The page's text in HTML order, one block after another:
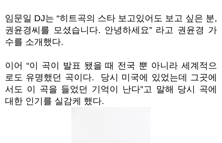
임문일 DJ는 “히트곡의 스타 보고있어도 보고 싶은 분,
권윤경씨를 모셨습니다. 안녕하세요” 라고 권윤경 가
수를 소개했다.
이어 “이 곡이 발표 됐을 때 전국 뿐 아니라 세계적으
로도 유명했던 곡이다. 당시 미국에 있었는데 그곳에
서도 이 곡을 들었던 기억이 난다”고 말해 당시 곡에
대한 인기를 실감케 했다.